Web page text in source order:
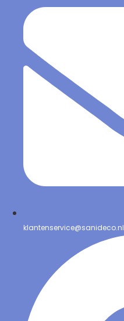
klantenservice@sanideco.nl